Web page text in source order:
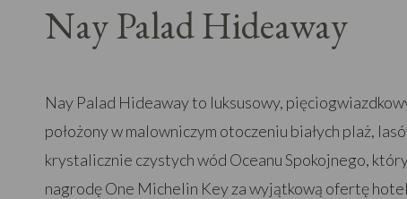
Nay Palad Hideaway
Nay Palad Hideaway to luksusowy,
położony w malowniczym otoczeniu białych plaż,
krystalicznie czystych wód Oceanu Spokojnego,
nagrodę One Michelin Key za wyjątkową ofertę